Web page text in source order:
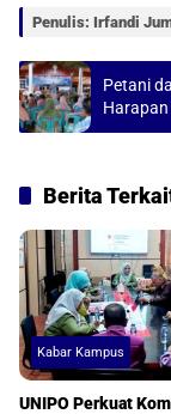
p
k
Penulis: Irfandi
Petani
Berita
Kabar Kampus
UNIPO Perkuat